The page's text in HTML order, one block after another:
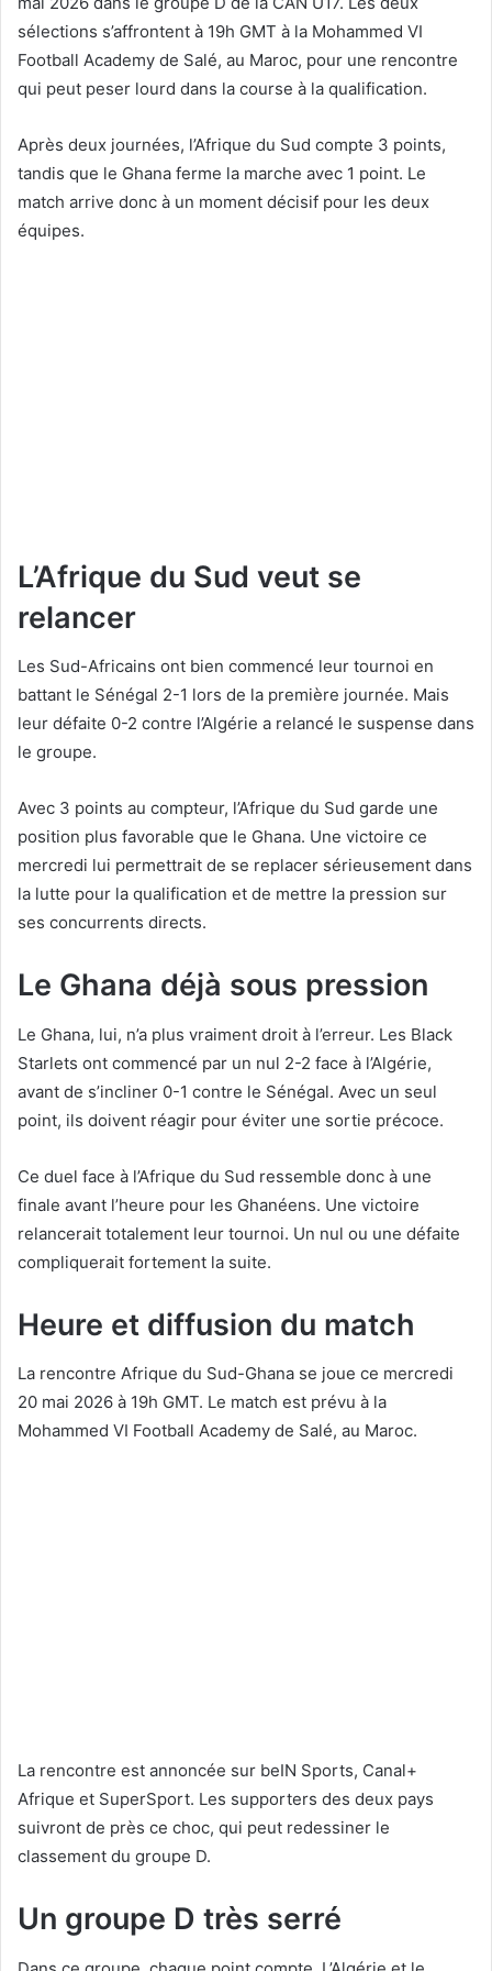
sélections s’affrontent à 19h GMT à la Mohammed VI
Football Academy de Salé, au Maroc, pour une rencontre
qui peut peser lourd dans la course à la qualification.
Après deux journées, l’Afrique du Sud compte 3 points,
tandis que le Ghana ferme la marche avec 1 point. Le
match arrive donc à un moment décisif pour les deux
équipes.
L’Afrique du Sud veut se
relancer
Les Sud-Africains ont bien commencé leur tournoi en
battant le Sénégal 2-1 lors de la première journée. Mais
leur défaite 0-2 contre l’Algérie a relancé le suspense dans
le groupe.
Avec 3 points au compteur, l’Afrique du Sud garde une
position plus favorable que le Ghana. Une victoire ce
mercredi lui permettrait de se replacer sérieusement dans
la lutte pour la qualification et de mettre la pression sur
ses concurrents directs.
Le Ghana déjà sous pression
Le Ghana, lui, n’a plus vraiment droit à l’erreur. Les Black
Starlets ont commencé par un nul 2-2 face à l’Algérie,
avant de s’incliner 0-1 contre le Sénégal. Avec un seul
point, ils doivent réagir pour éviter une sortie précoce.
Ce duel face à l’Afrique du Sud ressemble donc à une
finale avant l’heure pour les Ghanéens. Une victoire
relancerait totalement leur tournoi. Un nul ou une défaite
compliquerait fortement la suite.
Heure et diffusion du match
La rencontre Afrique du Sud-Ghana se joue ce mercredi
20 mai 2026 à 19h GMT. Le match est prévu à la
Mohammed VI Football Academy de Salé, au Maroc.
La rencontre est annoncée sur beIN Sports, Canal+
Afrique et SuperSport. Les supporters des deux pays
suivront de près ce choc, qui peut redessiner le
classement du groupe D.
Un groupe D très serré